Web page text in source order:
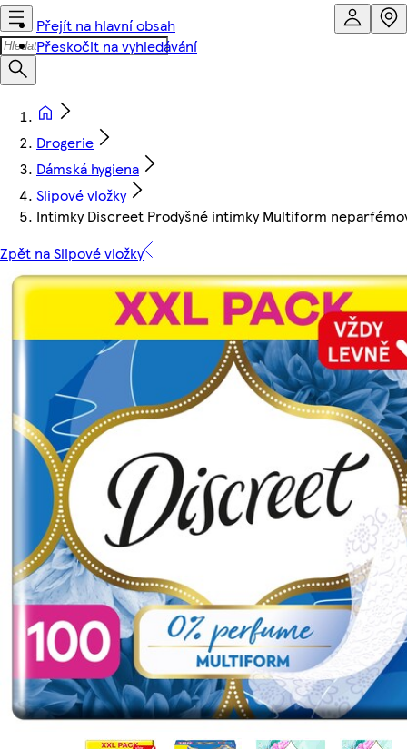
Přejít na hlavní obsah
Přeskočit na vyhledávání
Drogerie
Dámská hygiena
Slipové vložky
Intimky Discreet Prodyšné intimky Multiform
Zpět na Slipové vložky